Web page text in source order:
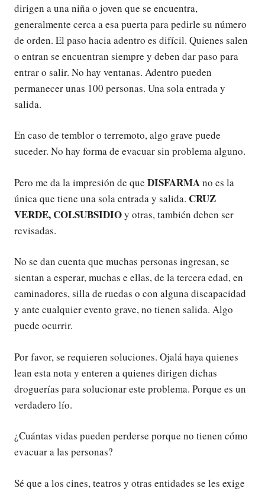
dirigen a una niña o joven que se encuentra,
generalmente cerca a esa puerta para pedirle su número
de orden. El paso hacia adentro es difícil. Quienes salen
o entran se encuentran siempre y deben dar paso para
entrar o salir. No hay ventanas. Adentro pueden
permanecer unas 100 personas. Una sola entrada y
salida.
En caso de temblor o terremoto, algo grave puede
suceder. No hay forma de evacuar sin problema alguno.
Pero me da la impresión de que DISFARMAno es la
única que tiene una sola entrada y salida. CRUZ
VERDE, COLSUBSIDIOy otras, también deben ser
revisadas.
No se dan cuenta que muchas personas ingresan, se
sientan a esperar, muchas e ellas, de la tercera edad, en
caminadores, silla de ruedas o con alguna discapacidad
y ante cualquier evento grave, no tienen salida. Algo
puede ocurrir.
Por favor, se requieren soluciones. Ojalá haya quienes
lean esta nota y enteren a quienes dirigen dichas
droguerías para solucionar este problema. Porque es un
verdadero lío.
¿Cuántas vidas pueden perderse porque no tienen cómo
evacuar a las personas?
Sé que a los cines, teatros y otras entidades se les exige